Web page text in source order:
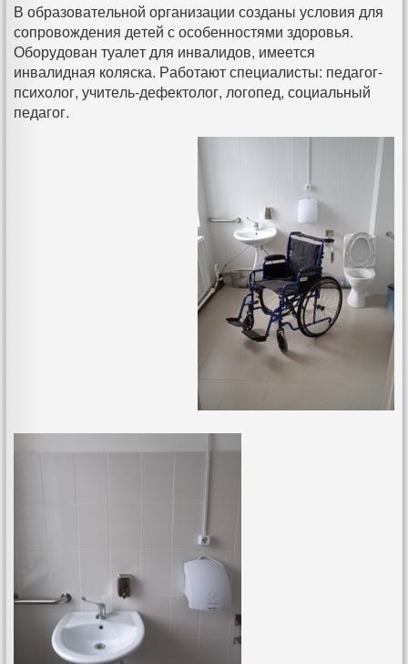
В образовательной организации созданы условия для
сопровождения детей с особенностями здоровья.
Оборудован туалет для инвалидов, имеется
инвалидная коляска. Работают специалисты: педагог-
психолог, учитель-дефектолог, логопед, социальный
педагог.